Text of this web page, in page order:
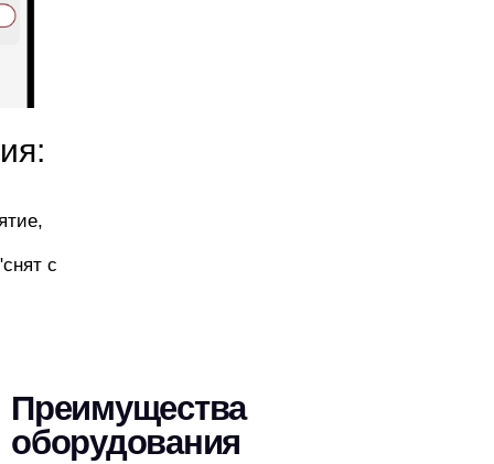
с
Преимущества
оборудования